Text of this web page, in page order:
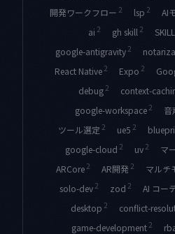
開発ワークフロー 2 lsp 2 AI
ai 2 gh skill 2
google-antigravity 2
React Native 2 Expo 2
debug 2 context-
google-workspace 2 音
ツール選定 2 ue5 2
google-cloud 2 uv 2 マ
ARCore 2 AR開発 2 マルチ
solo-dev 2 zod 2 AI コー
desktop 2 conflict-
game-development 2